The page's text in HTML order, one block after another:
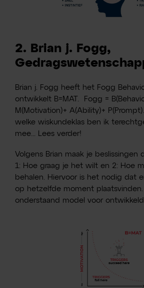
2. Brian j. Fogg,
Brian j. Fogg heeft het Fogg
ontwikkelt B=MAT. Fogg =
M(Motivation)+ A(Ability)+
welke wiskundeklas ben ik
mee... Lees verder!
Volgens Brian maak je beslissingen
1: Hoe graag je het wilt en 2: Hoe
behalen. Hiervoor is het nodig dat
op hetzelfde moment
onderstaand model voor